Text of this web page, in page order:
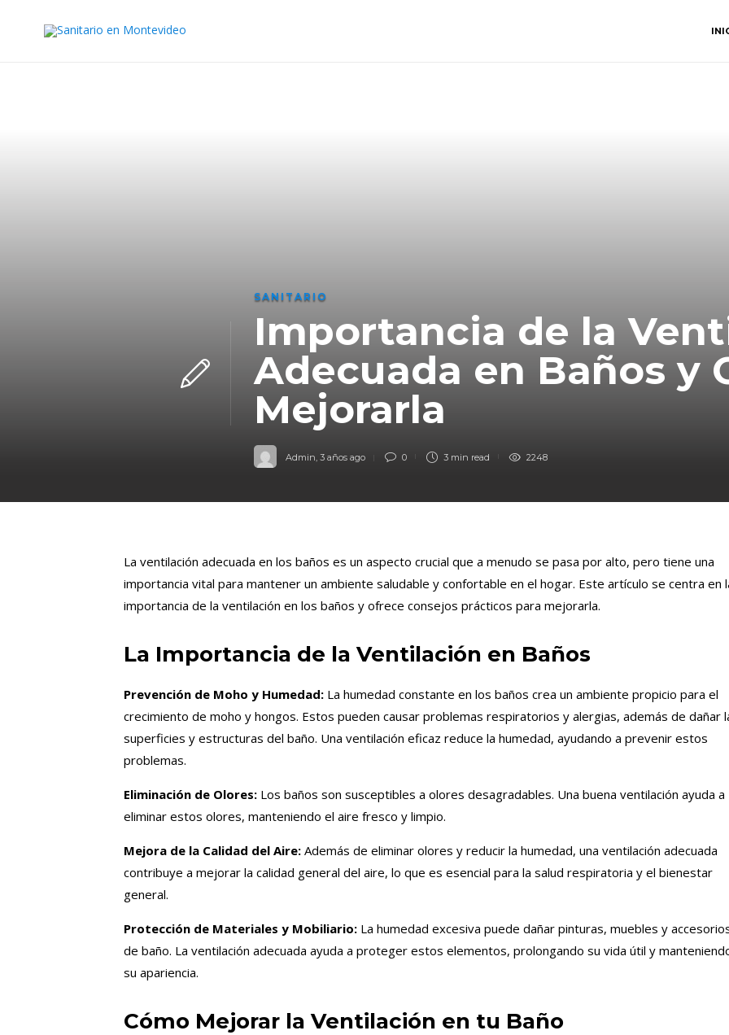
SANITARIO
Importancia de la
Adecuada en Baños y
Mejorarla
Admin, 3 años ago 0 3 min read 2248
La ventilación adecuada en los baños es un aspecto crucial que a menudo se pasa por alto, pero tiene una
importancia vital para mantener un ambiente saludable y confortable en el hogar. Este artículo se centra en
importancia de la ventilación en los baños y ofrece consejos prácticos para mejorarla.
La Importancia de la Ventilación en Baños
Prevención de Moho y Humedad: La humedad constante en los baños crea un ambiente propicio para el
crecimiento de moho y hongos. Estos pueden causar problemas respiratorios y alergias, además de dañar
superficies y estructuras del baño. Una ventilación eficaz reduce la humedad, ayudando a prevenir estos
problemas.
Eliminación de Olores: Los baños son susceptibles a olores desagradables. Una buena ventilación ayuda a
eliminar estos olores, manteniendo el aire fresco y limpio.
Mejora de la Calidad del Aire: Además de eliminar olores y reducir la humedad, una ventilación adecuada
contribuye a mejorar la calidad general del aire, lo que es esencial para la salud respiratoria y el bienestar
general.
Protección de Materiales y Mobiliario: La humedad excesiva puede dañar pinturas, muebles y
de baño. La ventilación adecuada ayuda a proteger estos elementos, prolongando su vida útil y
su apariencia.
Cómo Mejorar la Ventilación en tu Baño